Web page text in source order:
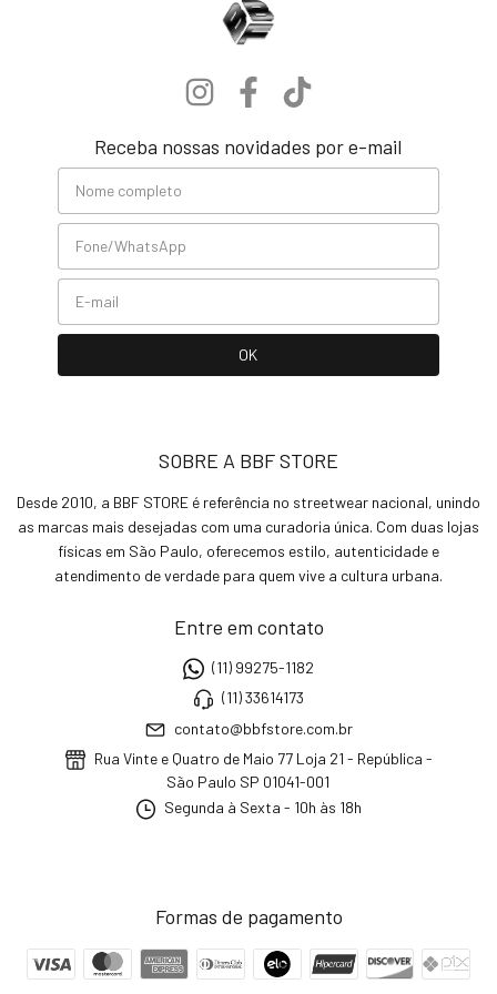
Receba nossas novidades por e-mail
SOBRE A BBF STORE
Desde 2010, a BBF STORE é referência no streetwear nacional, unindo
as marcas mais desejadas com uma curadoria única. Com duas lojas
físicas em São Paulo, oferecemos estilo, autenticidade e
atendimento de verdade para quem vive a cultura urbana.
Entre em contato
(11) 99275-1182
(11) 33614173
contato@bbfstore.com.br
Rua Vinte e Quatro de Maio 77 Loja 21 - República -
São Paulo SP 01041-001
Segunda à Sexta - 10h às 18h
Formas de pagamento